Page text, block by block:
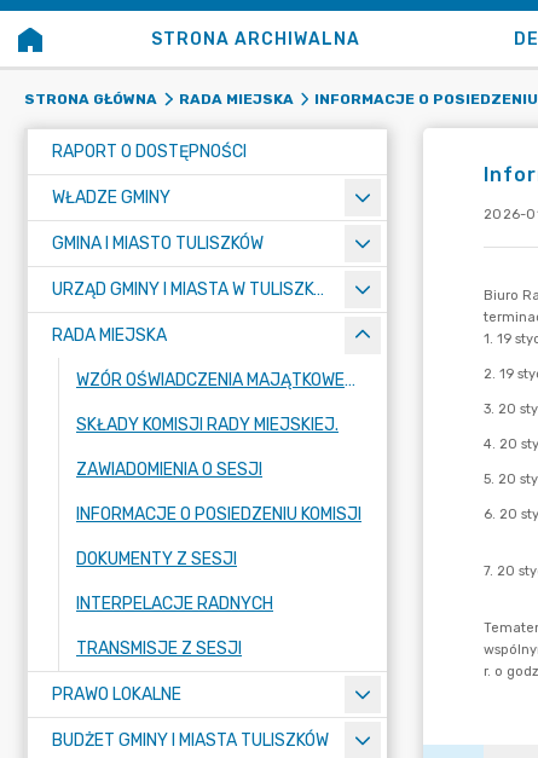
STRONA ARCHIWALNA
STRONA GŁÓWNA RADA MIEJSKA INFORMACJE O
RAPORT O DOSTĘPNOŚCI
WŁADZE GMINY
GMINA I MIASTO TULISZKÓW
URZĄD GMINY I MIASTA W TULISZKOWIE
RADA MIEJSKA
WZÓR OŚWIADCZENIA MAJĄTKOWEGO
SKŁADY KOMISJI RADY MIEJSKIEJ.
ZAWIADOMIENIA O SESJI
INFORMACJE O POSIEDZENIU KOMISJI
DOKUMENTY Z SESJI
INTERPELACJE RADNYCH
TRANSMISJE Z SESJI
PRAWO LOKALNE
BUDŻET GMINY I MIASTA TULISZKÓW
2026-